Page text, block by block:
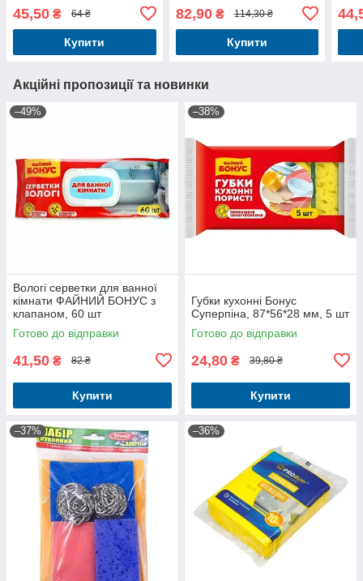
45,50 ₴ 64 ₴
Купити
82,90₴ 114,30 ₴
Купити
Акційні пропозиції та новинки
–49%
Вологі серветки для ванної
кімнати ФАЙНИЙ БОНУС з
клапаном, 60 шт
Готово до відправки
41,50 ₴ 82 ₴
Купити
–38%
Губки кухонні Бонус
Суперпіна, 87*56*28 мм, 5 шт
Готово до відправки
24,80 ₴ 39,80 ₴
Купити
–37% –36%